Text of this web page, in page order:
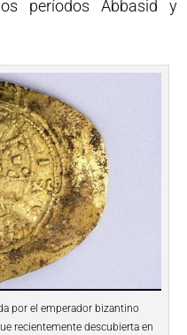
períodos Abbasid y
por el emperador bizantino
recientemente descubierta en